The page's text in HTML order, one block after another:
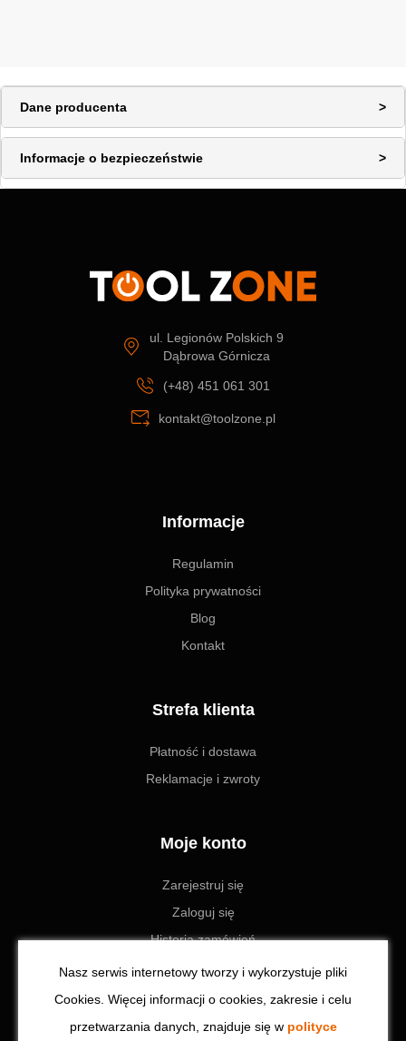
Nasz serwis internetowy tworzy i wykorzystuje pliki
Cookies. Więcej informacji o cookies, zakresie i celu
przetwarzania danych, znajduje się w polityce
Dane producenta
Informacje o bezpieczeństwie
ul. Legionów Polskich 9
Dąbrowa Górnicza
(+48) 451 061 301
kontakt@toolzone.pl
Informacje
Regulamin
Polityka prywatności
Blog
Kontakt
Strefa klienta
Płatność i dostawa
Reklamacje i zwroty
Moje konto
Zarejestruj się
Zaloguj się
Historia zamówień
Ustawienia